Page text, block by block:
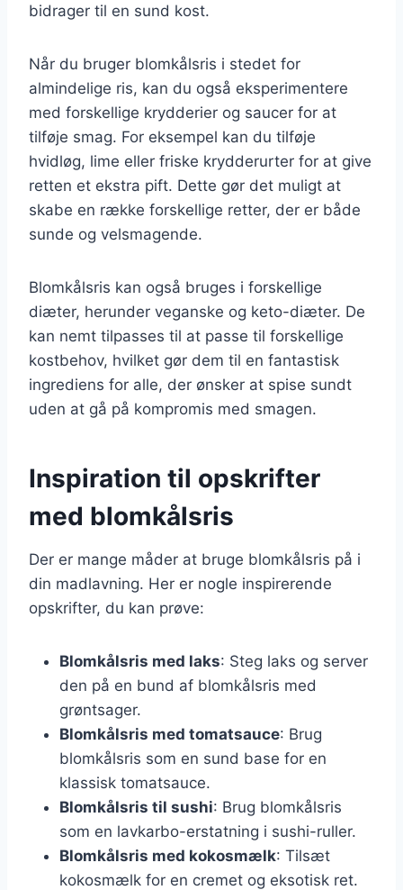
bidrager til en sund kost.
Når du bruger blomkålsris i stedet for
almindelige ris, kan du også eksperimentere
med forskellige krydderier og saucer for at
tilføje smag. For eksempel kan du tilføje
hvidløg, lime eller friske krydderurter for at give
retten et ekstra pift. Dette gør det muligt at
skabe en række forskellige retter, der er både
sunde og velsmagende.
Blomkålsris kan også bruges i forskellige
diæter, herunder veganske og keto-diæter. De
kan nemt tilpasses til at passe til forskellige
kostbehov, hvilket gør dem til en fantastisk
ingrediens for alle, der ønsker at spise sundt
uden at gå på kompromis med smagen.
Inspiration til opskrifter
med blomkålsris
Der er mange måder at bruge blomkålsris på i
din madlavning. Her er nogle inspirerende
opskrifter, du kan prøve:
Blomkålsris med laks: Steg laks og server
den på en bund af blomkålsris med
grøntsager.
Blomkålsris med tomatsauce: Brug
blomkålsris som en sund base for en
klassisk tomatsauce.
Blomkålsris til sushi: Brug blomkålsris
som en lavkarbo-erstatning i sushi-ruller.
Blomkålsris med kokosmælk: Tilsæt
kokosmælk for en cremet og eksotisk ret.